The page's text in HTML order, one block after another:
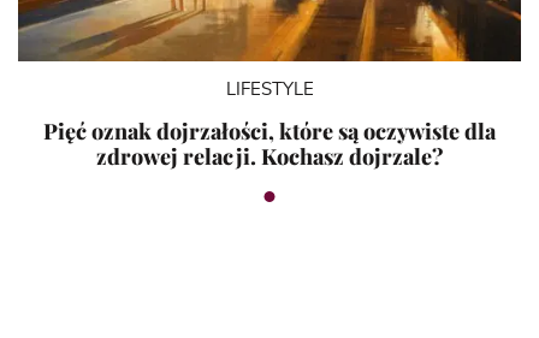
LIFESTYLE
Pięć oznak dojrzałości, które są oczywiste dla
zdrowej relacji. Kochasz dojrzale?